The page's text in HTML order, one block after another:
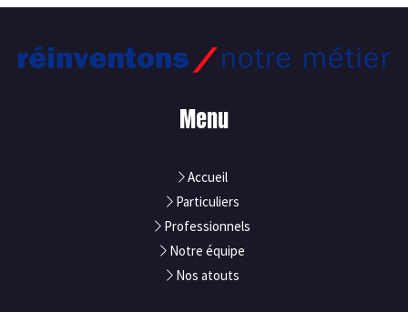
Menu
Accueil
Particuliers
Professionnels
Notre équipe
Nos atouts